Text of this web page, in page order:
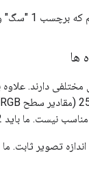
برچسب 0 "گربه" است.
ها
باید 2 کار را انجام دهیم: